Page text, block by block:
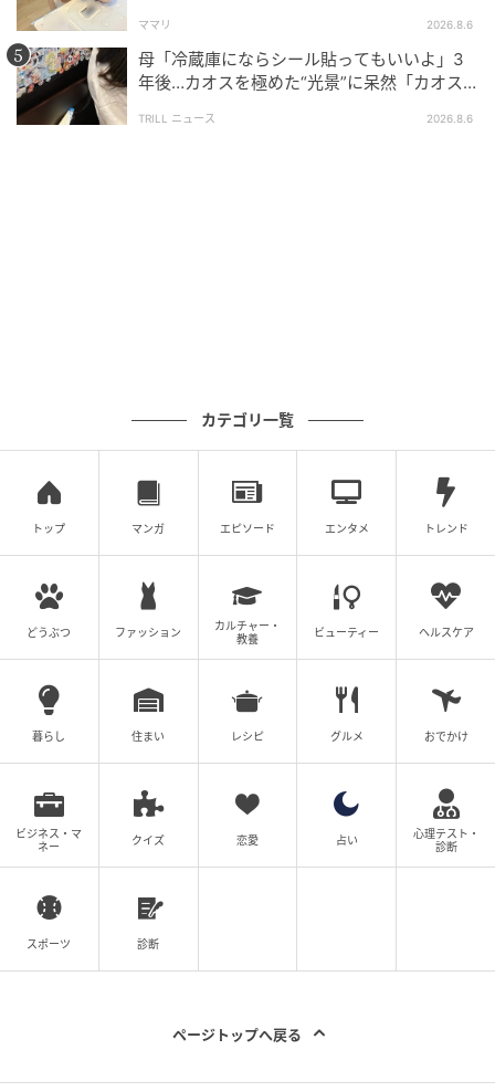
の記事をもっとみる
ママリ 2026.8.6
母「冷蔵庫にならシール貼ってもいいよ」3
年後…カオスを極めた“光景”に呆然「カオス
TRILL ニュース 2026.8.6
カテゴリ一覧
トップ マンガ エピソード エンタメ トレンド
どうぶつ ファッション
カルチャー・
教養
ビューティー ヘルスケア
暮らし 住まい レシピ グルメ おでかけ
ビジネス・マ
ネー
クイズ 恋愛 占い
心理テスト・
診断
スポーツ 診断
ページトップへ戻る